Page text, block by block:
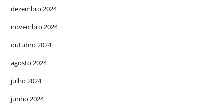
dezembro 2024
novembro 2024
outubro 2024
agosto 2024
julho 2024
junho 2024